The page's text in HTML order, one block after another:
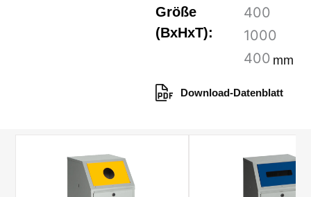
Größe
(BxHxT):
400
1000
400 mm
Download-Datenblatt